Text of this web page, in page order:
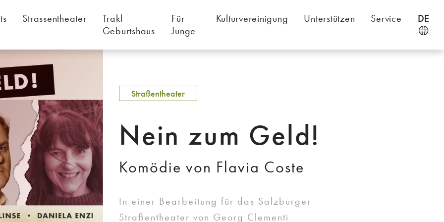
Strassentheater
Trakl
Geburtshaus
Für
Junge
Kulturvereinigung Unterstützen Service DE
Straßentheater
Nein zum Geld!
Komödie von Flavia Coste
In einer Bearbeitung für das Salzburger
Straßentheater von Georg Clementi